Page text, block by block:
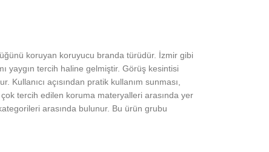
koruyan koruyucu branda türüdür. İzmir gibi
yaygın tercih haline gelmiştir. Görüş kesintisi
açısından pratik kullanım sunması,
tercih edilen koruma materyalleri arasında yer
arasında bulunur. Bu ürün grubu